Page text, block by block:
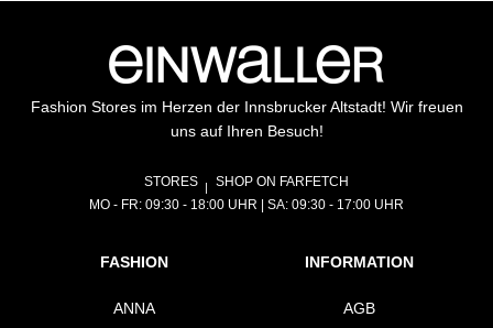
Fashion Stores im Herzen der Innsbrucker Altstadt! Wir freuen
uns auf Ihren Besuch!
STORES
SHOP ON FARFETCH
MO - FR: 09:30 - 18:00 UHR | SA: 09:30 - 17:00 UHR
FASHION
ANNA
INFORMATION
AGB